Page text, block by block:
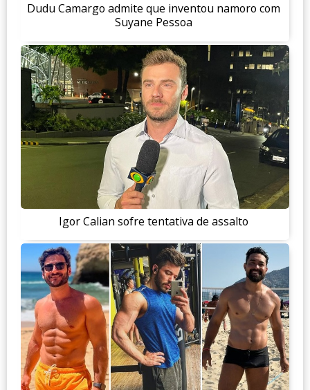
Dudu Camargo admite que inventou namoro com
Suyane Pessoa
Igor Calian sofre tentativa de assalto